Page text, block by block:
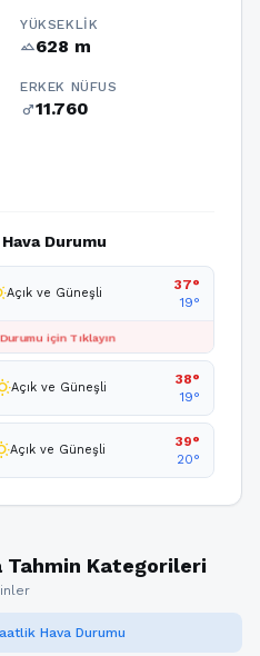
YÜKSEKLIK
terrain628 m
ERKEK NÜFUS
male11.760
Durumu
Açık ve Güneşli
37°
19°
için Tıklayın
Açık ve Güneşli
38°
19°
Açık ve Güneşli
39°
20°
Tahmin Kategorileri
Hava Durumu